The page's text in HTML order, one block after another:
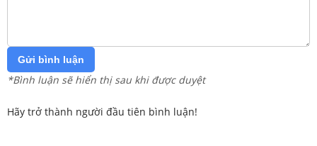
Gửi bình luận
*Bình luận sẽ hiển thị sau khi được duyệt
Hãy trở thành người đầu tiên bình luận!